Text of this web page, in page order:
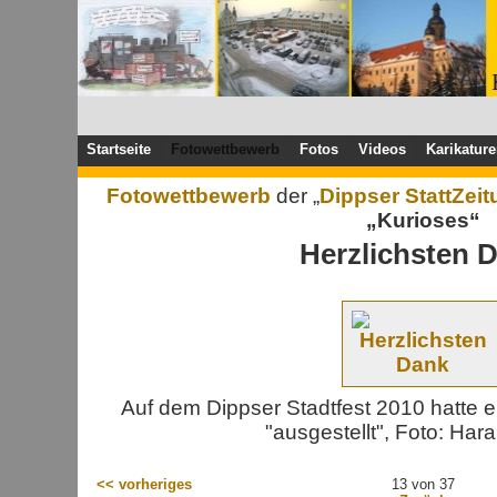
Startseite Fotowettbewerb Fotos Videos
Fotowettbewerb der „Dippser
„Kurioses“
Herzlichsten
Auf dem Dippser Stadtfest 2010 hatte
"ausgestellt", Foto:
<< vorheriges
13 von 37